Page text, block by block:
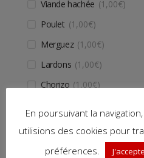
Viande hachée 1,00€
Poulet 1,00€
Merguez
1,00€
Lardons
1,00€
Chorizo
1,00€
En poursuivant la
utilisions des cookies pour
préférences.
J'accepte